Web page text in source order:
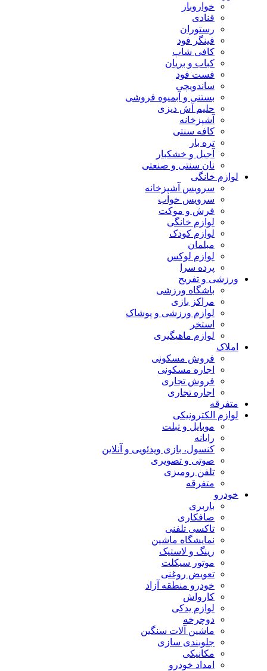
خواروبار
قنادی
رستوران
فینگر فود
کافی شاپ
کباب و بریان
فست فود
ساندویچی
بستنی و آبمیوه فروشی
حلیم آش دیزی
آشپزخانه
کافه سنتی
تره بار
آجیل و خشکبار
نان سنتی و صنعتی
لوازم خانگی
سرویس آشپزخانه
سرویس خواب
فرش و موکت
لوازم خانگی
لوازم کودک
مبلمان
لوازم لوکس
پرده سرا
ورزشی و تفریح
باشگاه ورزشی
مراکز بازی
لوازم ورزشی و پوشاک
استخر
لوازم ماهیگیری
املاک
فروش مسکونی
اجاره مسکونی
فروش تجاری
اجاره تجاری
متفرقه
لوازم الکترونیکی
موبایل و تبلت
رایانه
کنسول، بازی‌ ویدئویی و آنلاین
صوتی و تصویری
تلفن رومیزی
متفرقه
خودرو
باربری
صافکاری
تاکسی تلفنی
نمایشگاه ماشین
رینگ و لاستیک
موتور سیکلت
تعویض روغنی
خودرو منطقه آزاد
کارواش
لوازم یدکی
دوچرخه
ماشین آلات سنگین
جلوبندی سازی
مکانیکی
امداد خودرو